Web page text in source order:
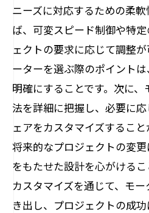
ニーズに対応するための柔
ば、可変スピード制御や特
ェクトの要求に応じて調整
ーターを選ぶ際のポイント
明確にすることです。次に
法を詳細に把握し、必要に
ェアをカスタマイズすること
将来的なプロジェクトの変
をもたせた設計を心がける
カスタマイズを通じて、モ
き出し、プロジェクトの成